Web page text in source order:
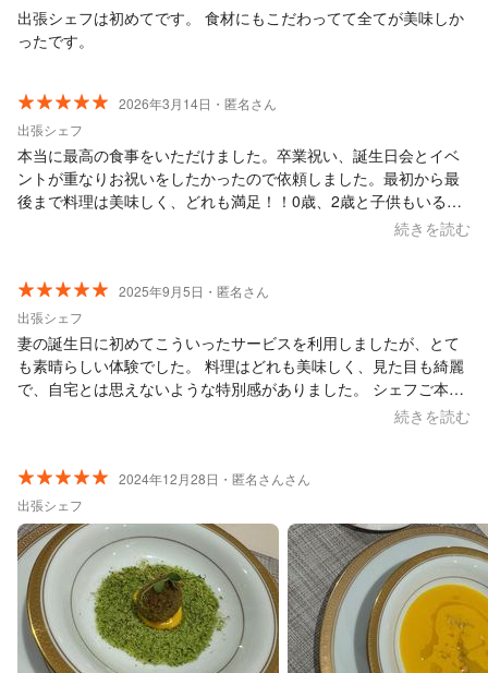
出張シェフは初めてです。 食材にもこだわってて全てが美味しか
ったです。
2026年3月14日・匿名さん
出張シェフ
本当に最高の食事をいただけました。卒業祝い、誕生日会とイベ
ントが重なりお祝いをしたかったので依頼しました。最初から最
後まで料理は美味しく、どれも満足！！0歳、2歳と子供もいる中
で嫌な顔せず対応してくださり有り難かったです。こんな贅沢な
続きを読む
2025年9月5日・匿名さん
出張シェフ
妻の誕生日に初めてこういったサービスを利用しましたが、とて
も素晴らしい体験でした。 料理はどれも美味しく、見た目も綺麗
で、自宅とは思えないような特別感がありました。 シェフご本人
もとても感じの良い方で、飼い犬とも遊んでくださったり、子供
かったと思います。特別な日の思い出になりました。 ありがとう
ございました。
続きを読む
2024年12月28日・匿名さんさん
出張シェフ